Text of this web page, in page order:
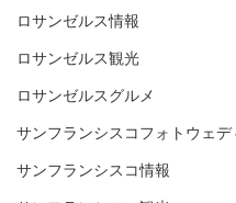
ロサンゼルス情報
ロサンゼルス観光
ロサンゼルスグルメ
サンフランシスコフォトウェ
サンフランシスコ情報